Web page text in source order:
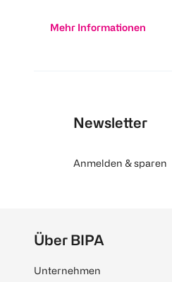
Mehr Informationen
Newsletter
Anmelden & sparen
Über BIPA
Unternehmen